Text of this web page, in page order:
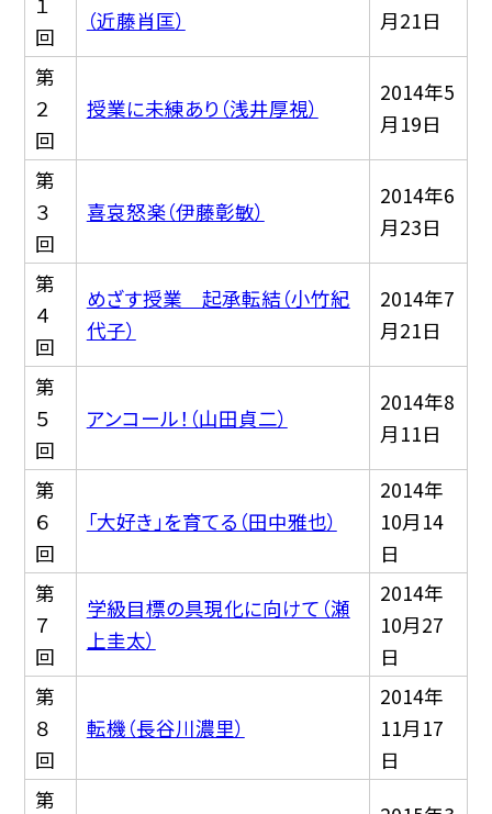
回
（近藤肖匡）
月21日
第
２
回
授業に未練あり（浅井厚視）
2014年5
月19日
第
３
回
喜哀怒楽（伊藤彰敏）
2014年6
月23日
第
４
回
めざす授業 起承転結（小竹紀
代子）
2014年7
月21日
第
５
回
アンコール！（山田貞二）
2014年8
月11日
第
６
回
「大好き」を育てる（田中雅也）
2014年
10月14
日
第
７
回
学級目標の具現化に向けて（瀬
上圭太）
2014年
10月27
日
第
８
回
転機（長谷川濃里）
2014年
11月17
日
第